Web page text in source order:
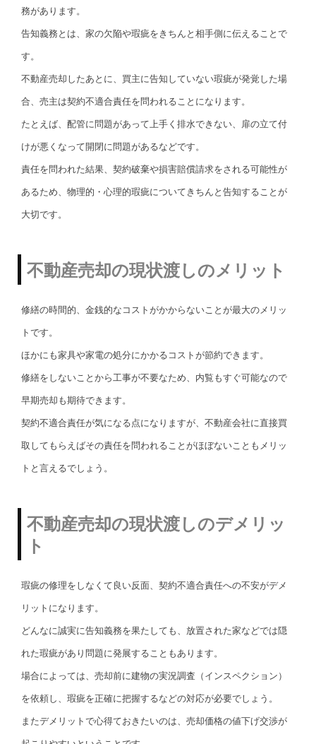
務があります。
告知義務とは、家の欠陥や瑕疵をきちんと相手側に伝えることで
す。
不動産売却したあとに、買主に告知していない瑕疵が発覚した場
合、売主は契約不適合責任を問われることになります。
たとえば、配管に問題があって上手く排水できない、扉の立て付
けが悪くなって開閉に問題があるなどです。
責任を問われた結果、契約破棄や損害賠償請求をされる可能性が
あるため、物理的・心理的瑕疵についてきちんと告知することが
大切です。
不動産売却の現状渡しのメリット
修繕の時間的、金銭的なコストがかからないことが最大のメリッ
トです。
ほかにも家具や家電の処分にかかるコストが節約できます。
修繕をしないことから工事が不要なため、内覧もすぐ可能なので
早期売却も期待できます。
契約不適合責任が気になる点になりますが、不動産会社に直接買
取してもらえばその責任を問われることがほぼないこともメリッ
トと言えるでしょう。
不動産売却の現状渡しのデメリッ
ト
瑕疵の修理をしなくて良い反面、契約不適合責任への不安がデメ
リットになります。
どんなに誠実に告知義務を果たしても、放置された家などでは隠
れた瑕疵があり問題に発展することもあります。
場合によっては、売却前に建物の実況調査（インスペクション）
を依頼し、瑕疵を正確に把握するなどの対応が必要でしょう。
またデメリットで心得ておきたいのは、売却価格の値下げ交渉が